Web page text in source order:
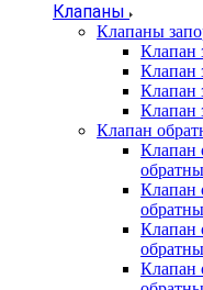
Клапаны
Клапаны
Клапан
Клапан
Клапан
Клапан
Клапан
Клапан
Клапан
Клапан
Клапан